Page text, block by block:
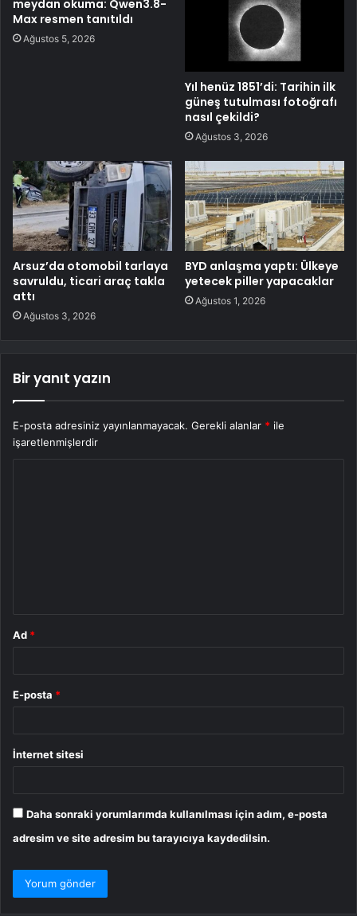
meydan okuma: Qwen3.8-
Max resmen tanıtıldı
Ağustos 5, 2026
Yıl henüz 1851’di: Tarihin ilk
güneş tutulması fotoğrafı
nasıl çekildi?
Ağustos 3, 2026
Arsuz’da otomobil tarlaya
savruldu, ticari araç takla
attı
Ağustos 3, 2026
BYD anlaşma yaptı: Ülkeye
yetecek piller yapacaklar
Ağustos 1, 2026
Bir yanıt yazın
E-posta adresiniz yayınlanmayacak. Gerekli alanlar * ile
işaretlenmişlerdir
Ad *
E-posta *
İnternet sitesi
Daha sonraki yorumlarımda kullanılması için adım, e-posta
adresim ve site adresim bu tarayıcıya kaydedilsin.